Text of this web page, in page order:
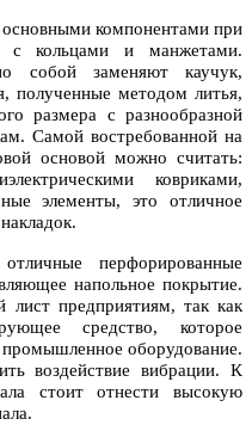
компонентами при
с кольцами и манжетами.
собой заменяют каучук,
полученные методом литья,
размера с разнообразной
Самой востребованной на
основой можно считать:
ковриками,
элементы, это отличное
перфорированные
напольное покрытие.
лист предприятиям, так как
средство, которое
промышленное оборудование.
воздействие вибрации. К
стоит отнести высокую